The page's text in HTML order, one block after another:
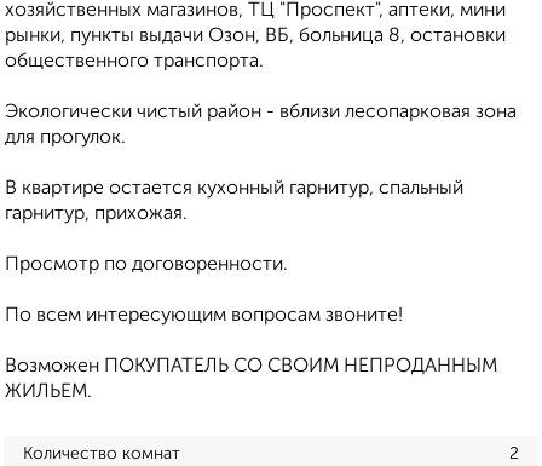
хозяйственных магазинов, ТЦ "Проспект", аптеки, мини
рынки, пункты выдачи Озон, ВБ, больница 8, остановки
общественного транспорта.
Экологически чистый район - вблизи лесопарковая зона
для прогулок.
В квартире остается кухонный гарнитур, спальный
гарнитур, прихожая.
Просмотр по договоренности.
По всем интересующим вопросам звоните!
Возможен ПОКУПАТЕЛЬ СО СВОИМ НЕПРОДАННЫМ
ЖИЛЬЕМ.
Количество комнат 2